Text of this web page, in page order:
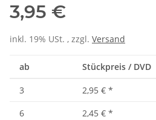
3,95 €
inkl. 19% USt. , zzgl. Versand
ab Stückpreis / DVD
3 2,95 € *
6
2,45 € *